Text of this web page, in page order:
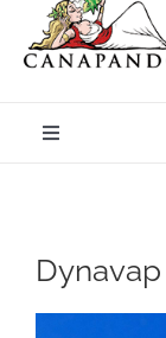
Toggle
SHOP ONLINE
Dynavap